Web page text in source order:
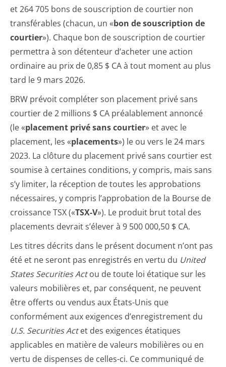
et 264 705 bons de souscription de courtier non
transférables (chacun, un «bon de souscription de
courtier»). Chaque bon de souscription de courtier
permettra à son détenteur d’acheter une action
ordinaire au prix de 0,85 $ CA à tout moment au plus
tard le 9 mars 2026.
BRW prévoit compléter son placement privé sans
courtier de 2 millions $ CA préalablement annoncé
(le «placement privé sans courtier» et avec le
placement, les «placements») le ou vers le 24 mars
2023. La clôture du placement privé sans courtier est
soumise à certaines conditions, y compris, mais sans
s’y limiter, la réception de toutes les approbations
nécessaires, y compris l’approbation de la Bourse de
croissance TSX («TSX-V»). Le produit brut total des
placements devrait s’élever à 9 500 000,50 $ CA.
Les titres décrits dans le présent document n’ont pas
été et ne seront pas enregistrés en vertu du United
States Securities Actou de toute loi étatique sur les
valeurs mobilières et, par conséquent, ne peuvent
être offerts ou vendus aux États-Unis que
conformément aux exigences d’enregistrement du
U.S. Securities Actet des exigences étatiques
applicables en matière de valeurs mobilières ou en
vertu de dispenses de celles-ci. Ce communiqué de